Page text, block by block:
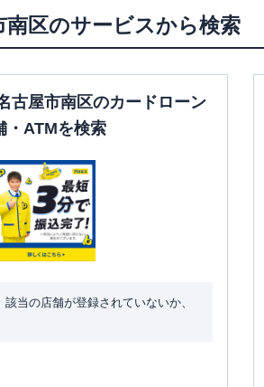
南区のサービスから検索
古屋市南区のカードローン
・ATMを検索
当の店舗が登録されていないか、